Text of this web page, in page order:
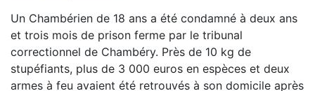
Un Chambérien de 18 ans a été condamné à deux ans
et trois mois de prison ferme par le tribunal
correctionnel de Chambéry. Près de 10 kg de
stupéfiants, plus de 3 000 euros en espèces et deux
armes à feu avaient été retrouvés à son domicile après